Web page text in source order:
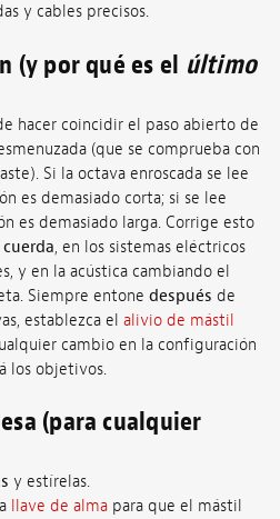
y cables precisos.
(y por qué es el último
hacer coincidir el paso abierto de
(que se comprueba con
Si la octava enroscada se lee
es demasiado corta; si se lee
es demasiado larga. Corrige esto
, en los sistemas eléctricos
y en la acústica cambiando el
Siempre entone después de
establezca el alivio de mástil
cambio en la configuración
los objetivos.
(para cualquier
y estírelas.
llave de alma para que el mástil